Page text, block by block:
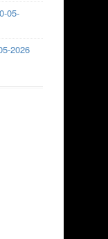
05-
2026